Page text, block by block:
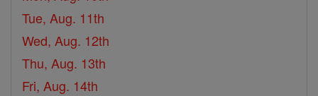
Tue, Aug. 11th
Wed, Aug. 12th
Thu, Aug. 13th
Fri, Aug. 14th